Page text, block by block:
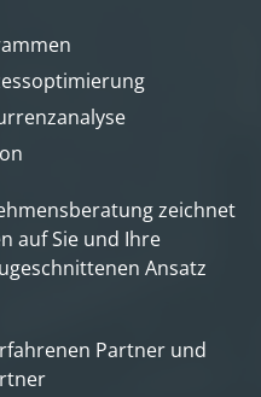
zeichnet
auf Sie und Ihre
Ansatz
Partner und